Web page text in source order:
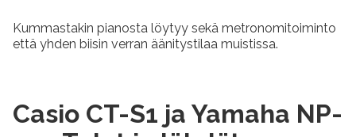
Kummastakin pianosta löytyy sekä metronomitoiminto
että yhden biisin verran äänitystilaa muistissa.
Casio CT-S1 ja Yamaha NP-